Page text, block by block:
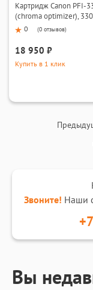
Картридж Canon PFI-
(chroma optimizer),
0 (0 отзывов)
18 950 ₽
Купить в 1 клик
Звоните! Наши
Вы